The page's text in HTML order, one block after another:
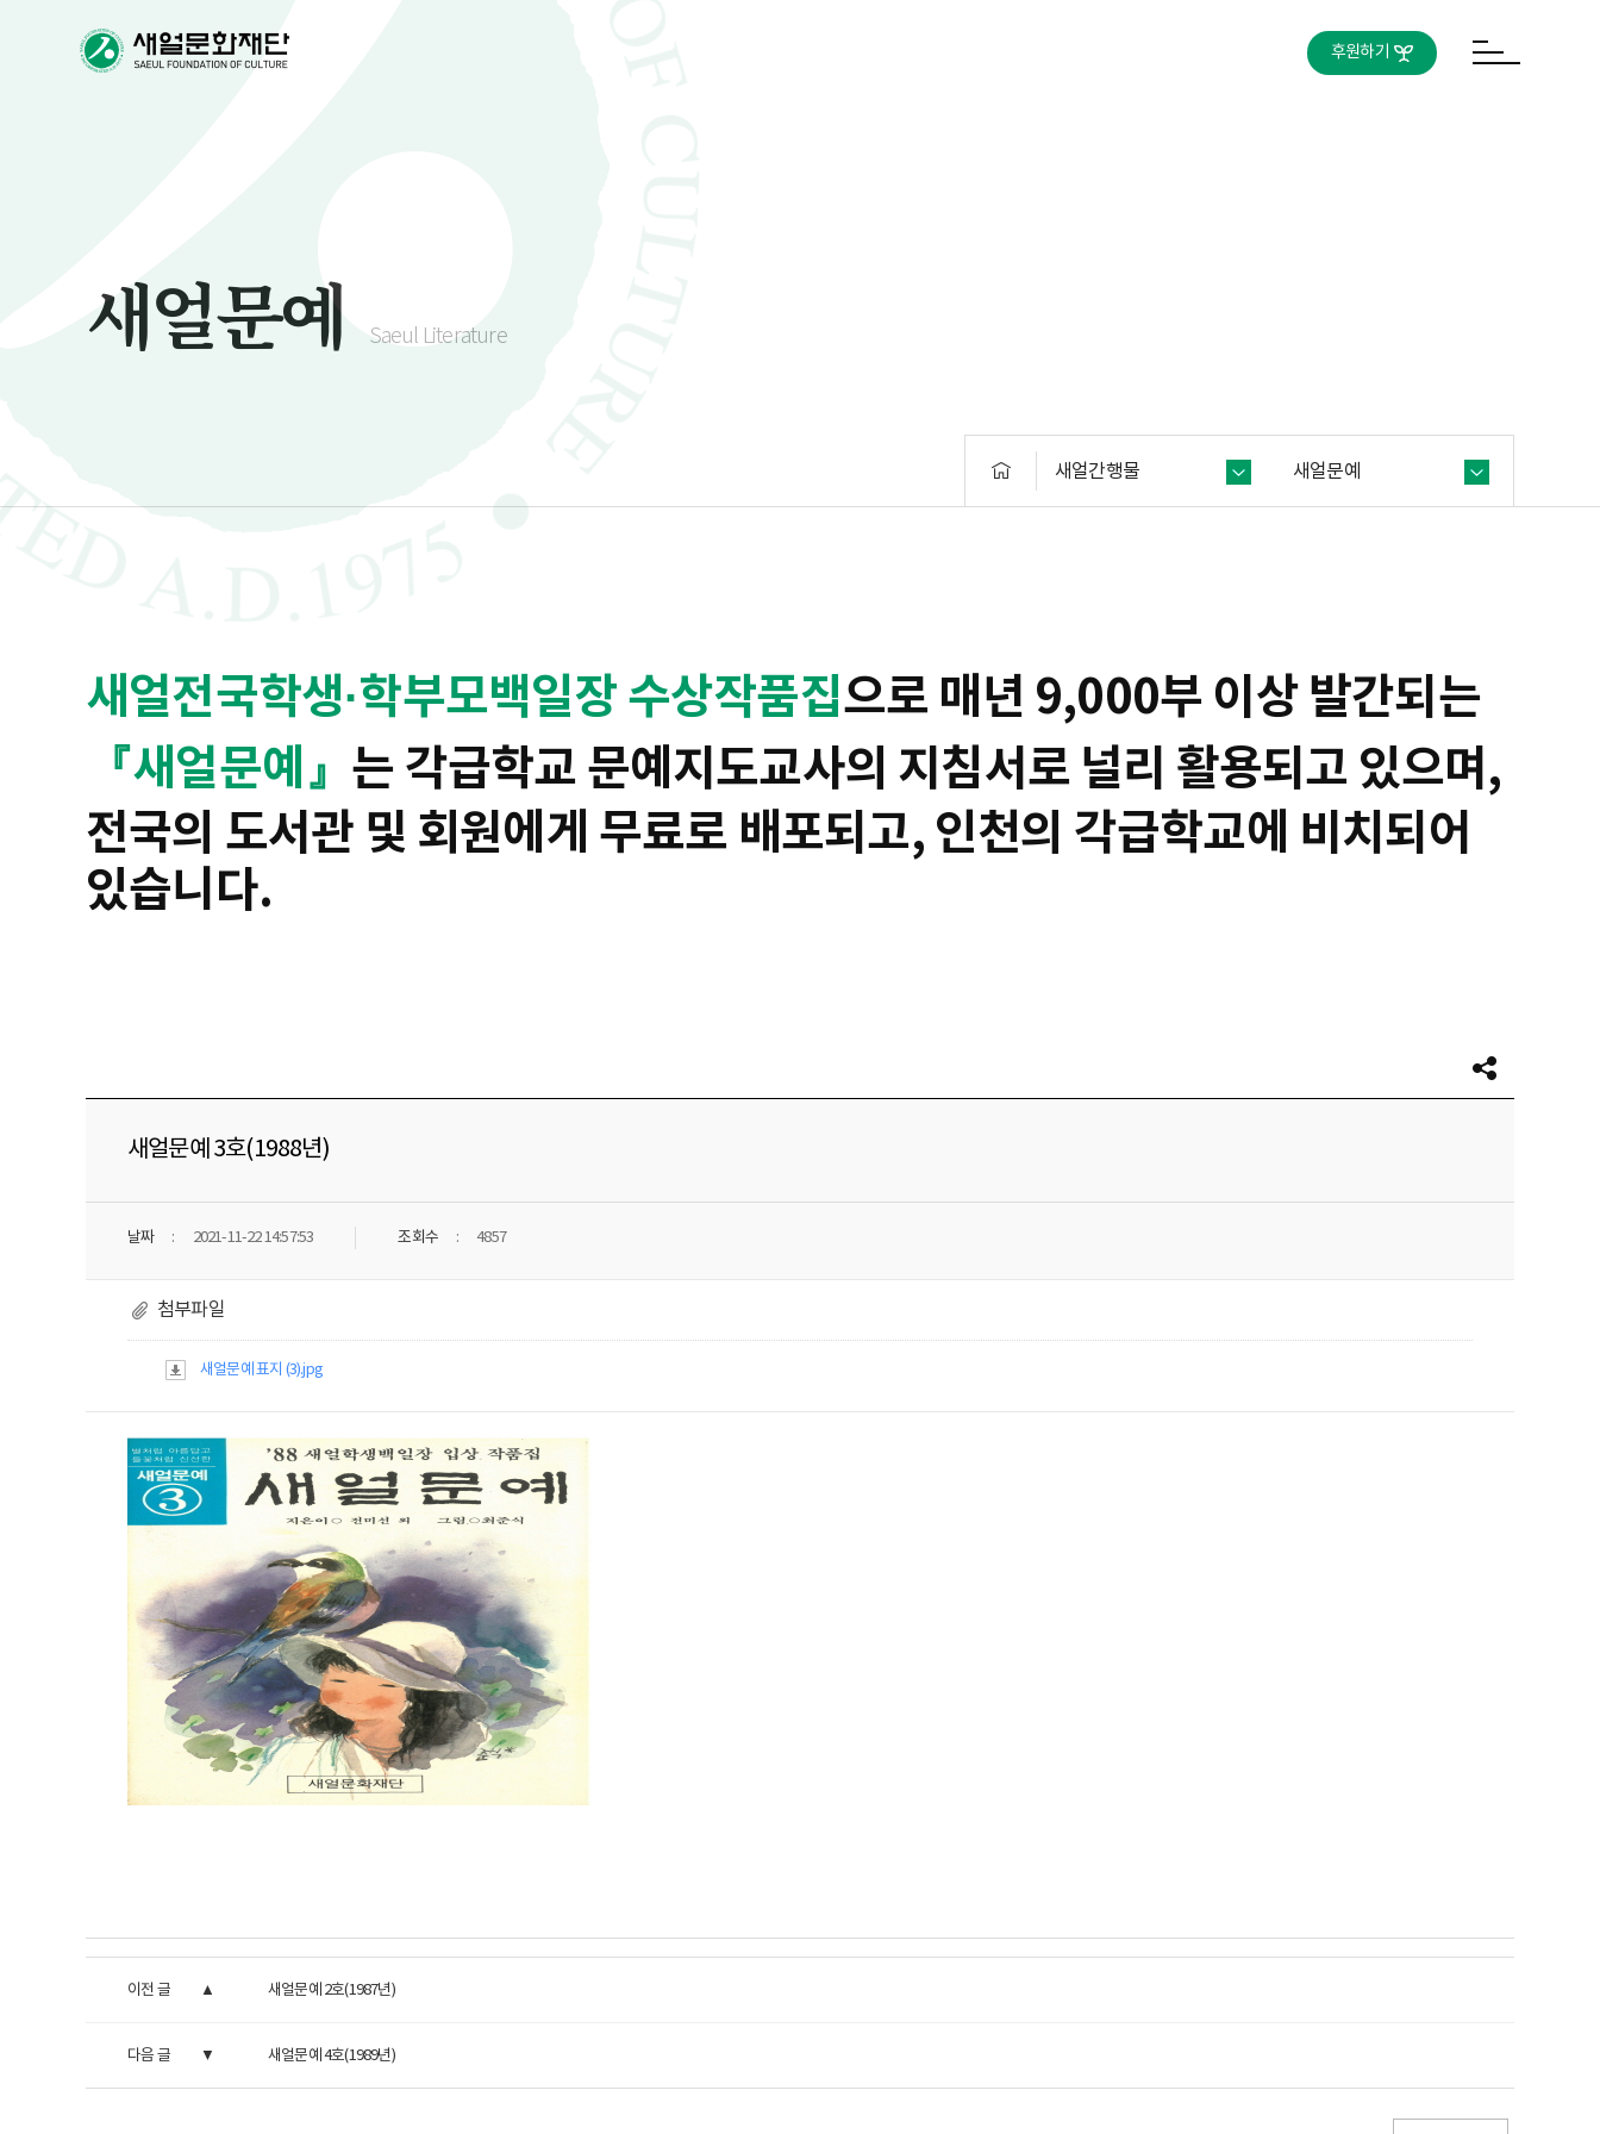
후원하기
새얼문예 Saeul Literature
새얼간행물 새얼문예
새얼전국학생·학부모백일장 수상작품집으로 매년 9,000부 이상 발간되는
『새얼문예』 는 각급학교 문예지도교사의 지침서로 널리 활용되고 있으며,
전국의 도서관 및 회원에게 무료로 배포되고, 인천의 각급학교에 비치되어
있습니다.
새얼문예 3호(1988년)
날짜 2021-11-22 14:57:53 조회수 4857
첨부파일
새얼문예 표지 (3).jpg
이전 글 새얼문예 2호(1987년)
다음 글 새얼문예 4호(1989년)